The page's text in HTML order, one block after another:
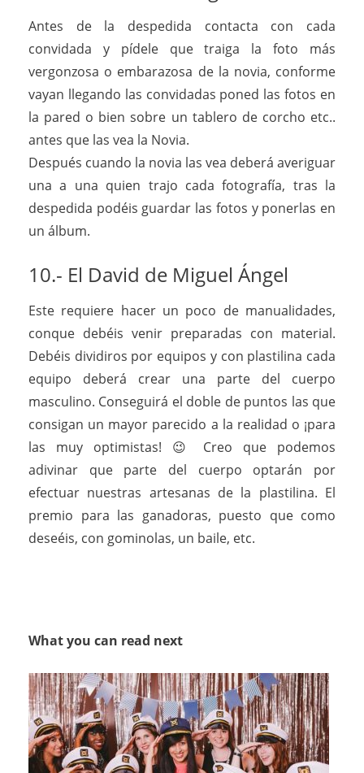
Antes de la despedida contacta con cada
convidada y pídele que traiga la foto más
vergonzosa o embarazosa de la novia, conforme
vayan llegando las convidadas poned las fotos en
la pared o bien sobre un tablero de corcho etc..
antes que las vea la Novia.
Después cuando la novia las vea deberá averiguar
una a una quien trajo cada fotografía, tras la
despedida podéis guardar las fotos y ponerlas en
un álbum.
10.- El David de Miguel Ángel
Este requiere hacer un poco de manualidades,
conque debéis venir preparadas con material.
Debéis dividiros por equipos y con plastilina cada
equipo deberá crear una parte del cuerpo
masculino. Conseguirá el doble de puntos las que
consigan un mayor parecido a la realidad o ¡para
las muy optimistas! 😉 Creo que podemos
adivinar que parte del cuerpo optarán por
efectuar nuestras artesanas de la plastilina. El
premio para las ganadoras, puesto que como
deseéis, con gominolas, un baile, etc.
What you can read next